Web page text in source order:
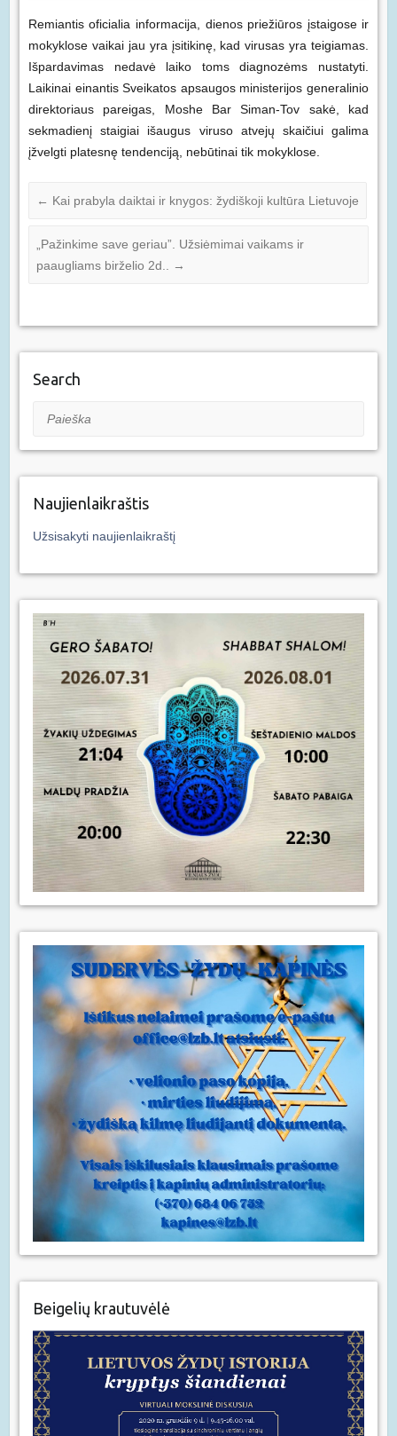
Remiantis oficialia informacija, dienos priežiūros įstaigose ir
mokyklose vaikai jau yra įsitikinę, kad virusas yra teigiamas.
Išpardavimas nedavė laiko toms diagnozėms nustatyti.
Laikinai einantis Sveikatos apsaugos ministerijos generalinio
direktoriaus pareigas, Moshe Bar Siman-Tov sakė, kad
sekmadienį staigiai išaugus viruso atvejų skaičiui galima
įžvelgti platesnę tendenciją, nebūtinai tik mokyklose.
← Kai prabyla daiktai ir knygos: žydiškoji kultūra Lietuvoje
„Pažinkime save geriau”. Užsiėmimai vaikams ir
paaugliams birželio 2d..
→
Search
Paieška
Naujienlaikraštis
Užsisakyti naujienlaikraštį
Beigelių krautuvėlė